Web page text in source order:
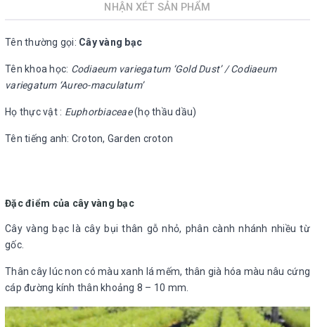
NHẬN XÉT SẢN PHẨM
Tên thường gọi: Cây vàng bạc
Tên khoa học: Codiaeum variegatum ‘Gold Dust’ / Codiaeum
variegatum ‘Aureo-maculatum’
Họ thực vật : Euphorbiaceae(họ thầu dầu)
Tên tiếng anh: Croton, Garden croton
Đặc điểm của cây vàng bạc
Cây vàng bạc là cây bụi thân gỗ nhỏ, phân cành nhánh nhiều từ
gốc.
Thân cây lúc non có màu xanh lá mếm, thân già hóa màu nâu cứng
cáp đường kính thân khoảng 8 – 10 mm.